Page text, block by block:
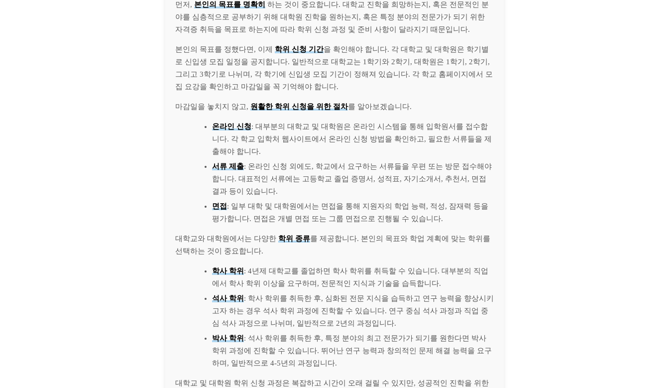
먼저, 본인의 목표를 명확히 하는 것이 중요합니다. 대학교 진학을 희망하는지, 혹은 전문적인 분
야를 심층적으로 공부하기 위해 대학원 진학을 원하는지, 혹은 특정 분야의 전문가가 되기 위한
자격증 취득을 목표로 하는지에 따라 학위 신청 과정 및 준비 사항이 달라지기 때문입니다.
본인의 목표를 정했다면, 이제 학위 신청 기간을 확인해야 합니다. 각 대학교 및 대학원은 학기별
로 신입생 모집 일정을 공지합니다. 일반적으로 대학교는 1학기와 2학기, 대학원은 1학기, 2학기,
그리고 3학기로 나뉘며, 각 학기에 신입생 모집 기간이 정해져 있습니다. 각 학교 홈페이지에서 모
집 요강을 확인하고 마감일을 꼭 기억해야 합니다.
마감일을 놓치지 않고, 원활한 학위 신청을 위한 절차를 알아보겠습니다.
온라인 신청: 대부분의 대학교 및 대학원은 온라인 시스템을 통해 입학원서를 접수합
니다. 각 학교 입학처 웹사이트에서 온라인 신청 방법을 확인하고, 필요한 서류들을 제
출해야 합니다.
서류 제출: 온라인 신청 외에도, 학교에서 요구하는 서류들을 우편 또는 방문 접수해야
합니다. 대표적인 서류에는 고등학교 졸업 증명서, 성적표, 자기소개서, 추천서, 면접
결과 등이 있습니다.
면접: 일부 대학 및 대학원에서는 면접을 통해 지원자의 학업 능력, 적성, 잠재력 등을
평가합니다. 면접은 개별 면접 또는 그룹 면접으로 진행될 수 있습니다.
대학교와 대학원에서는 다양한 학위 종류를 제공합니다. 본인의 목표와 학업 계획에 맞는 학위를
선택하는 것이 중요합니다.
학사 학위: 4년제 대학교를 졸업하면 학사 학위를 취득할 수 있습니다. 대부분의 직업
에서 학사 학위 이상을 요구하며, 전문적인 지식과 기술을 습득합니다.
석사 학위: 학사 학위를 취득한 후, 심화된 전문 지식을 습득하고 연구 능력을 향상시키
고자 하는 경우 석사 학위 과정에 진학할 수 있습니다. 연구 중심 석사 과정과 직업 중
심 석사 과정으로 나뉘며, 일반적으로 2년의 과정입니다.
박사 학위: 석사 학위를 취득한 후, 특정 분야의 최고 전문가가 되기를 원한다면 박사
학위 과정에 진학할 수 있습니다. 뛰어난 연구 능력과 창의적인 문제 해결 능력을 요구
하며, 일반적으로 4-5년의 과정입니다.
대학교 및 대학원 학위 신청 과정은 복잡하고 시간이 오래 걸릴 수 있지만, 성공적인 진학을 위한